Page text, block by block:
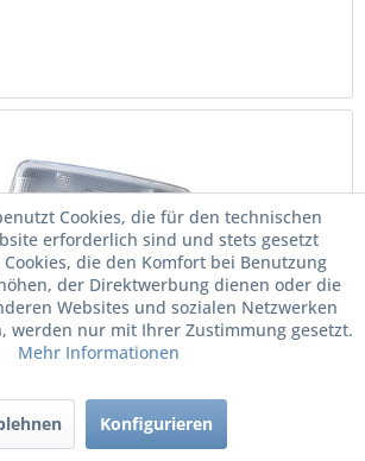
Cookies, die für den technischen
erforderlich sind und stets gesetzt
die den Komfort bei Benutzung
der Direktwerbung dienen oder die
Websites und sozialen Netzwerken
werden nur mit Ihrer Zustimmung gesetzt.
Mehr Informationen
Konfigurieren